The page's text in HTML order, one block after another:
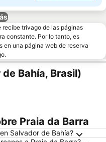
trivago de las páginas
constante. Por lo tanto, es
en una página web de reserva
Bahía, Brasil)
Praia da Barra
Salvador de Bahía?